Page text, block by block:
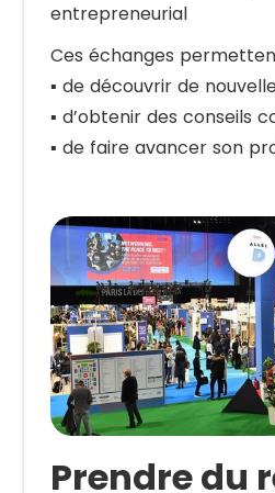
entrepreneurial
Ces échanges
▪️ de découvrir de
▪️ d’obtenir des conseils
▪️ de faire avancer son
Prendre du